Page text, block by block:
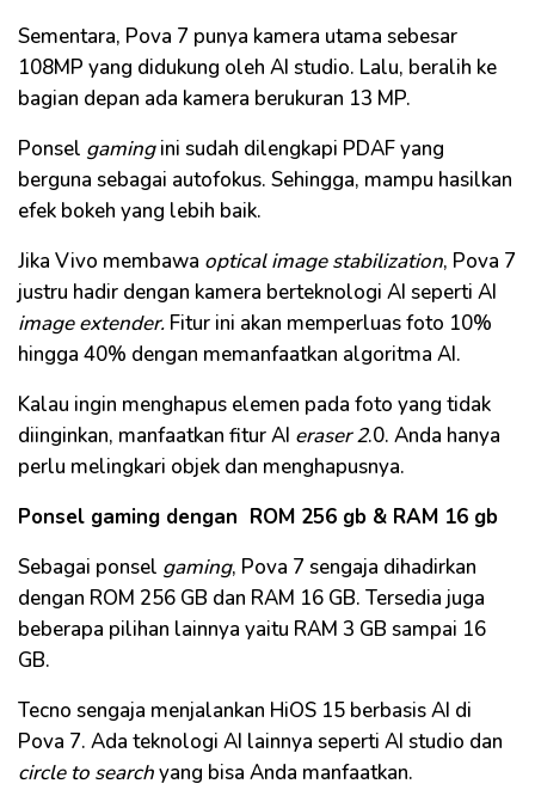
Sementara, Pova 7 punya kamera utama sebesar
108MP yang didukung oleh AI studio. Lalu, beralih ke
bagian depan ada kamera berukuran 13 MP.
Ponsel gamingini sudah dilengkapi PDAF yang
berguna sebagai autofokus. Sehingga, mampu hasilkan
efek bokeh yang lebih baik.
Jika Vivo membawa optical image stabilization, Pova 7
justru hadir dengan kamera berteknologi AI seperti AI
image extender. Fitur ini akan memperluas foto 10%
hingga 40% dengan memanfaatkan algoritma AI.
Kalau ingin menghapus elemen pada foto yang tidak
diinginkan, manfaatkan fitur AI eraser 2.0. Anda hanya
perlu melingkari objek dan menghapusnya.
Ponsel gaming dengan ROM 256 gb & RAM 16 gb
Sebagai ponsel gaming, Pova 7 sengaja dihadirkan
dengan ROM 256 GB dan RAM 16 GB. Tersedia juga
beberapa pilihan lainnya yaitu RAM 3 GB sampai 16
GB.
Tecno sengaja menjalankan HiOS 15 berbasis AI di
Pova 7. Ada teknologi AI lainnya seperti AI studio dan
circle to searchyang bisa Anda manfaatkan.